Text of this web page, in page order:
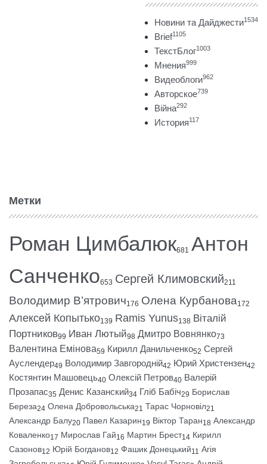
Новини та Дайджести1534
Brief1105
ТекстБлог1003
Мнения999
Видеоблоги962
Авторское739
Війна292
История117
Метки
Роман Цимбалюк681 Антон
Санченко653 Сергей Климовский211
Володимир В’ятрович176 Олена Курбанова172
Алексей Копытько139 Ramis Yunus138 Віталій
Портников99 Иван Лютый98 Дмитро Вовнянко73
Валентина Емінова59 Кирилл Данильченко52 Сергей
Ауслендер49 Володимир Завгородній42 Юрий Христензен42
Костянтин Машовець40 Олексій Петров40 Валерій
Прозапас35 Денис Казанский34 Гліб Бабіч29 Борислав
Береза24 Олена Добровольська21 Тарас Чорновіл21
Александр Балу20 Павел Казарин19 Віктор Таран18 Александр
Коваленко17 Мирослав Гай16 Мартин Брест14 Кирилл
Сазонов12 Юрій Богданов12 Фашик Донецький11 Агія